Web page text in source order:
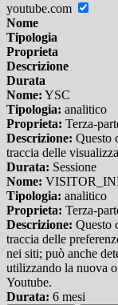
youtube.com
Nome
Tipologia
Proprieta
Descrizione
Durata
Nome: YSC
Tipologia: analitico
Proprieta: Terza-
Descrizione: Questo
traccia delle
Durata: Sessione
Nome:
Tipologia: analitico
Proprieta: Terza-
Descrizione: Questo
traccia delle
nei siti; può anche
utilizzando la nuova
Youtube.
Durata: 6 mesi